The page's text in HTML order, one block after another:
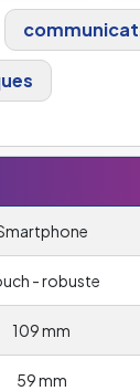
- robuste
109 mm
59 mm